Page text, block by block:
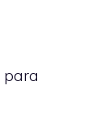
para